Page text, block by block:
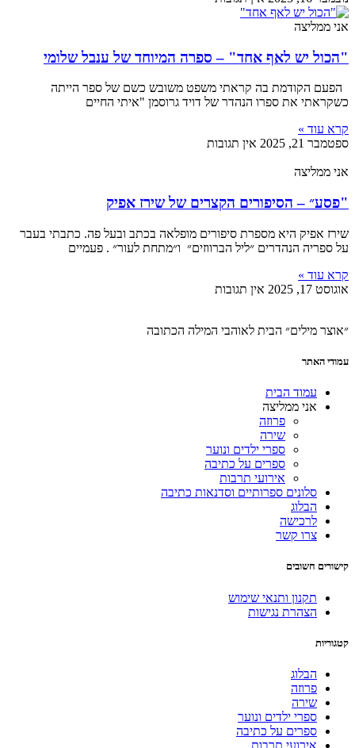
ממליצה
יש לאף אחד" – ספרה המיוחד של ענבל שלומי
הקודמת בה קראתי משפט משובש כשם של ספר הייתה
את ספרו הנהדר של דויד גרוסמן "איתי החיים
עוד »
21, 2025
אין תגובות
ממליצה
– הסיפורים הקצרים של שירז אפיק
אפיק היא מספרת סיפורים מופלאה בכתב ובעל פה. כתבתי בעבר
ספריה הנהדרים ״ליל הברווזים״ ו״מתחת לעור״ . פעמיים
עוד »
17, 2025
אין תגובות
מילים״ הבית לאוהבי המילה הכתובה
האתר
עמוד הבית
אני ממליצה
פרוזה
שירה
ספרי ילדים ונוער
ספרים על כתיבה
אירועי תרבות
סלונים ספרותיים וסדנאות כתיבה
הבלוג
לרכישה
צרו קשר
חשובים
תקנון ותנאי שימוש
הצהרת נגישות
הבלוג
פרוזה
שירה
ספרי ילדים ונוער
ספרים על כתיבה
אירועי תרבות